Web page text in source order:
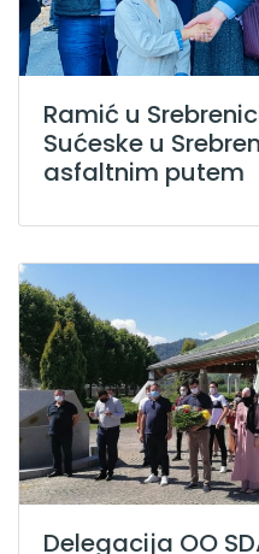
Ramić u
Sućeske u
asfaltnim putem
Delegacija OO